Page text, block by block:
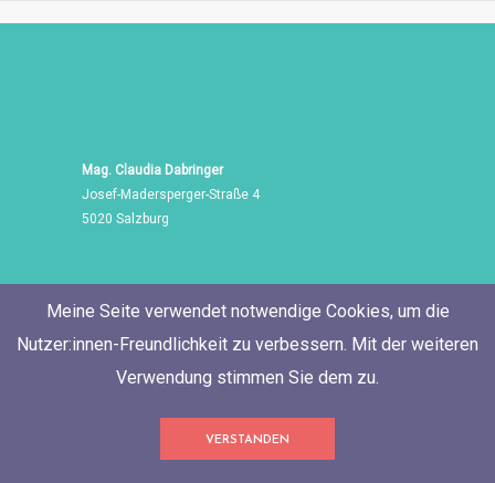
Mag. Claudia Dabringer
Josef-Madersperger-Straße 4
5020 Salzburg
Tel./Fax: +43 662 455 471
Mobil: +43 676 60 514 06
Meine Seite verwendet notwendige Cookies, um die
Nutzer:innen-Freundlichkeit zu verbessern. Mit der weiteren
Verwendung stimmen Sie dem zu.
VERSTANDEN